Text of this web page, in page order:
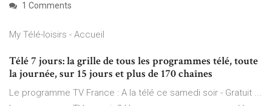
1 Comments
My Télé-loisirs - Accueil
Télé 7 jours: la grille de tous les programmes télé, toute
la journée, sur 15 jours et plus de 170 chaînes
Le programme TV France : A la télé ce samedi soir - Gratuit ...